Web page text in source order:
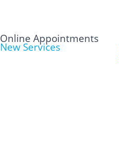
Online Appointments
New Services